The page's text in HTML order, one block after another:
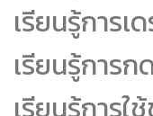
เรียนรู้การเ
เรียนรู้การ